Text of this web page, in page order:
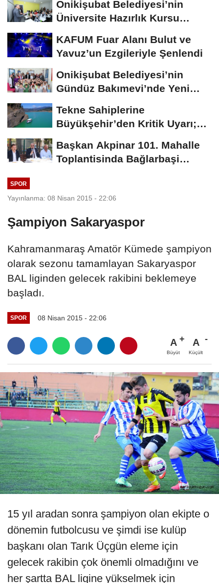
Onikişubat Belediyesi’nin
Üniversite Hazırlık Kursu
KAFUM Fuar Alanı Bulut ve
Yavuz’un Ezgileriyle Şenlendi
Onikişubat Belediyesi’nin
Gündüz Bakımevi’nde Yeni
Tekne Sahiplerine
Büyükşehir’den Kritik Uyarı;
Başkan Akpinar 101. Mahalle
Toplantisinda Bağlarbaşi
SPOR
Yayınlanma: 08 Nisan 2015 - 22:06
Şampiyon Sakaryaspor
Kahramanmaraş Amatör Kümede şampiyon
olarak sezonu tamamlayan Sakaryaspor
BAL liginden gelecek rakibini beklemeye
başladı.
SPOR 08 Nisan 2015 - 22:06
A
Büyüt
A
Küçült
15 yıl aradan sonra şampiyon olan ekipte o
dönemin futbolcusu ve şimdi ise kulüp
başkanı olan Tarık Üçgün eleme için
gelecek rakibin çok önemli olmadığını ve
her şartta BAL ligine yükselmek için